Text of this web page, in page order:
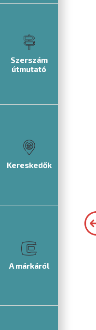
Szerszám
útmutató
Kereskedők
A márkáról